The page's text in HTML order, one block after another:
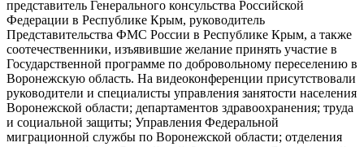
представитель Генерального консульства Российской
Федерации в Республике Крым, руководитель
Представительства ФМС России в Республике Крым, а также
соотечественники, изъявившие желание принять участие в
Государственной программе по добровольному переселению в
Воронежскую область. На видеоконференции присутствовали
руководители и специалисты управления занятости населения
Воронежской области; департаментов здравоохранения; труда
и социальной защиты; Управления Федеральной
миграционной службы по Воронежской области; отделения